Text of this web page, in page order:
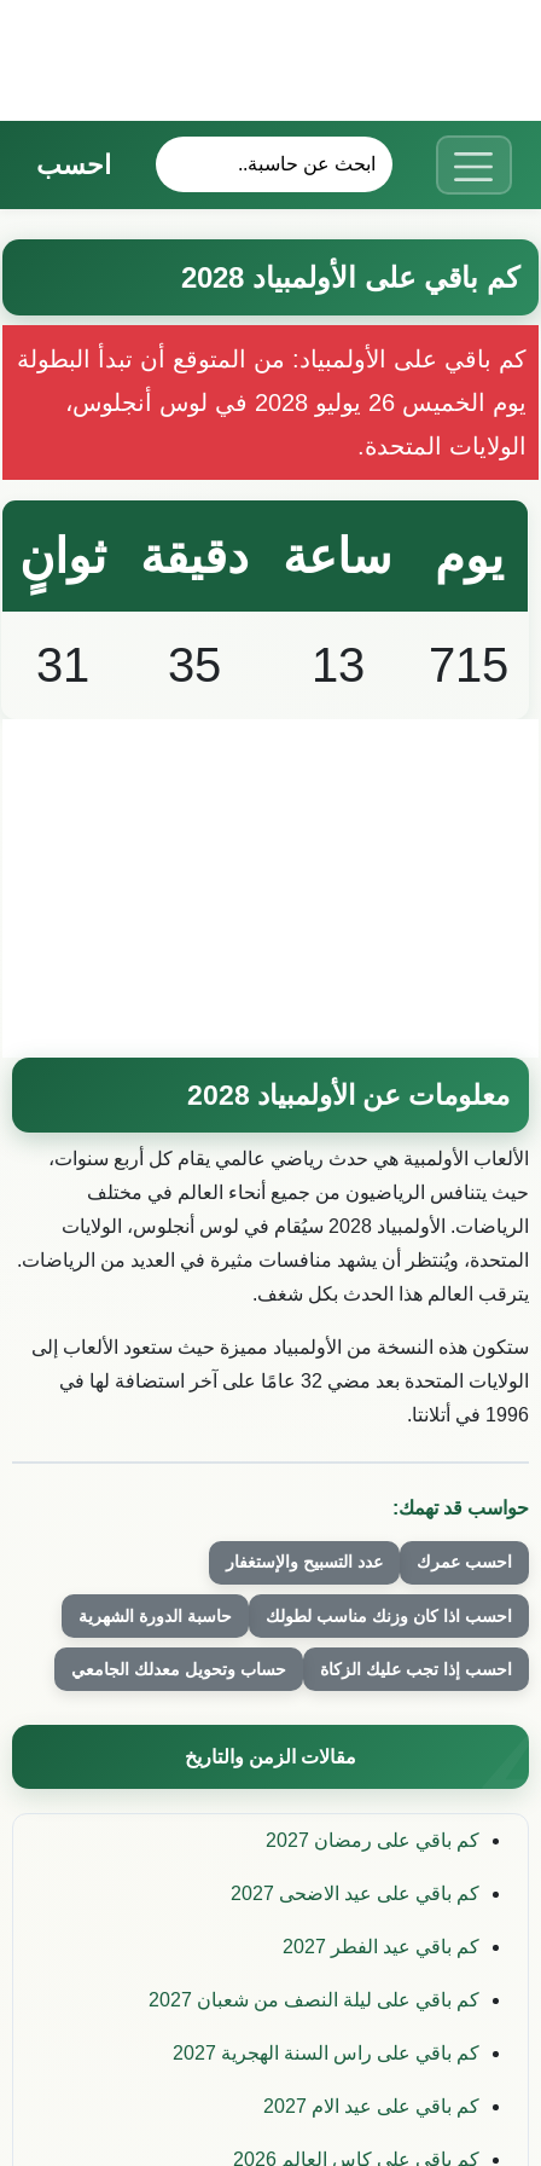
احسب
كم باقي على الأولمبياد 2028
كم باقي على الأولمبياد: من المتوقع أن تبدأ البطولة
يوم الخميس 26 يوليو 2028 في لوس أنجلوس،
الولايات المتحدة.
يوم ساعة دقيقة ثوانٍ
715
13
35
31
معلومات عن الأولمبياد 2028
الألعاب الأولمبية هي حدث رياضي عالمي يقام كل أربع سنوات،
حيث يتنافس الرياضيون من جميع أنحاء العالم في مختلف
الرياضات. الأولمبياد 2028 سيُقام في لوس أنجلوس، الولايات
المتحدة، ويُنتظر أن يشهد منافسات مثيرة في العديد من الرياضات.
يترقب العالم هذا الحدث بكل شغف.
ستكون هذه النسخة من الأولمبياد مميزة حيث ستعود الألعاب إلى
الولايات المتحدة بعد مضي 32 عامًا على آخر استضافة لها في
1996 في أتلانتا.
حواسب قد تهمك:
احسب عمرك عدد التسبيح والإستغفار
احسب اذا كان وزنك مناسب لطولك حاسبة الدورة الشهرية
احسب إذا تجب عليك الزكاة حساب وتحويل معدلك الجامعي
مقالات الزمن والتاريخ
كم باقي على رمضان 2027
كم باقي على عيد الاضحى 2027
كم باقي عيد الفطر 2027
كم باقي على ليلة النصف من شعبان 2027
كم باقي على راس السنة الهجرية 2027
كم باقي على عيد الام 2027
كم باقي على كاس العالم 2026